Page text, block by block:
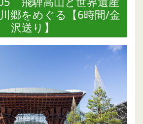
郷をめぐる【6時間/金
沢送り】